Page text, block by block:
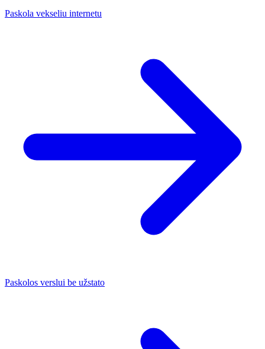
Paskola vekseliu internetu
Paskolos verslui be užstato